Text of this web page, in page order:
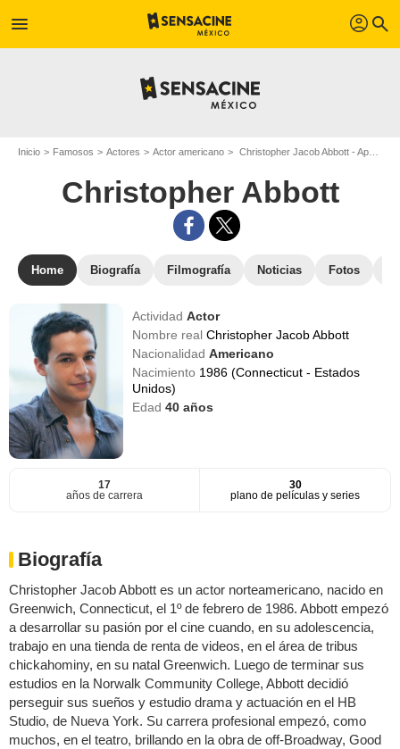
menu profil search
Inicio Famosos Actores Actor americano Christopher Jacob Abbott - Apodo : Christopher Abbott
Christopher Abbott
Home Biografía Filmografía Noticias Fotos
ActividadActor
Nombre realChristopher Jacob Abbott
NacionalidadAmericano
Nacimiento 1986 (Connecticut - Estados
Unidos)
Edad40 años
17
años de carrera
30
plano de películas y series
Biografía
Christopher Jacob Abbott es un actor norteamericano, nacido en
Greenwich, Connecticut, el 1º de febrero de 1986. Abbott empezó
a desarrollar su pasión por el cine cuando, en su adolescencia,
trabajo en una tienda de renta de videos, en el área de tribus
chickahominy, en su natal Greenwich. Luego de terminar sus
estudios en la Norwalk Community College, Abbott decidió
perseguir sus sueños y estudio drama y actuación en el HB
Studio, de Nueva York. Su carrera profesional empezó, como
muchos, en el teatro, brillando en la obra de off-Broadway, Good